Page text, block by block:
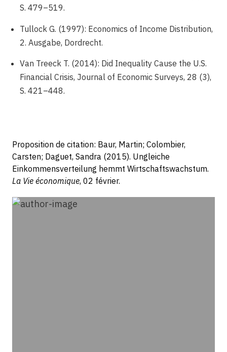
S. 479–519.
Tullock G. (1997): Economics of Income Distribution,
2. Ausgabe, Dordrecht.
Van Treeck T. (2014): Did Inequality Cause the U.S.
Financial Crisis, Journal of Economic Surveys, 28 (3),
S. 421–448.
Proposition de citation: Baur, Martin; Colombier,
Carsten; Daguet, Sandra (2015). Ungleiche
Einkommensverteilung hemmt Wirtschaftswachstum.
La Vie économique, 02 février.